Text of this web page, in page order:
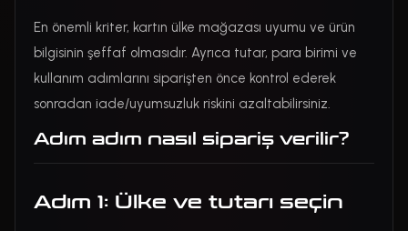
En önemli kriter, kartın ülke mağazası uyumu ve ürün
bilgisinin şeffaf olmasıdır. Ayrıca tutar, para birimi ve
kullanım adımlarını siparişten önce kontrol ederek
sonradan iade/uyumsuzluk riskini azaltabilirsiniz.
Adım adım nasıl sipariş verilir?
Adım 1: Ülke ve tutarı seçin